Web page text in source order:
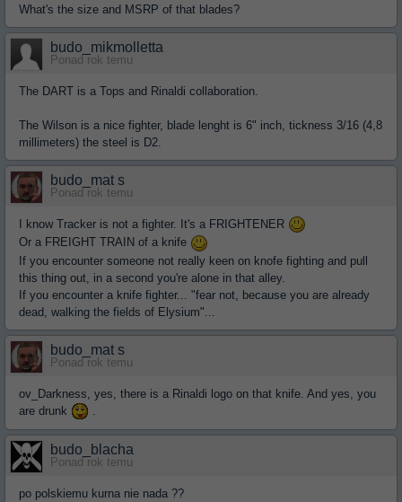
What's the size and MSRP of that blades?
budo_mikmolletta
Ponad rok temu
The DART is a Tops and Rinaldi collaboration.
The Wilson is a nice fighter, blade lenght is 6" inch, tickness 3/16 (4,8
millimeters) the steel is D2.
budo_mat s
Ponad rok temu
I know Tracker is not a fighter. It's a FRIGHTENER
Or a FREIGHT TRAIN of a knife
If you encounter someone not really keen on knofe fighting and pull
this thing out, in a second you're alone in that alley.
If you encounter a knife fighter... "fear not, because you are already
dead, walking the fields of Elysium"...
budo_mat s
Ponad rok temu
ov_Darkness, yes, there is a Rinaldi logo on that knife. And yes, you
are drunk
budo_blacha
Ponad rok temu
po polskiemu kurna nie nada ??